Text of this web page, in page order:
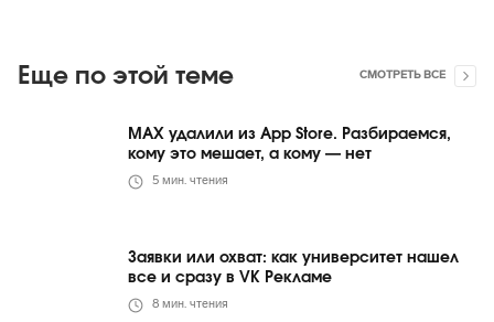
Еще по этой теме СМОТРЕТЬ ВСЕ
MAX удалили из App Store. Разбираемся,
кому это мешает, а кому — нет
5 мин. чтения
Заявки или охват: как университет нашел
все и сразу в VK Рекламе
8 мин. чтения